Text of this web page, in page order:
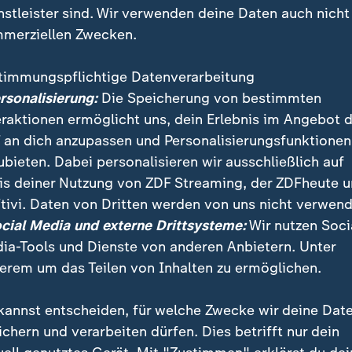
Arévalo hat nach Gefängnisaufständen den
hatten in drei Gefängnissen gemeutert und über
sind. Wir verwenden deine Daten auch nicht
Zwecken.
Datenverarbeitung
Die Speicherung von bestimmten
ermöglicht uns, dein Erlebnis im Angebot
an dich anzupassen und Personalisierungsfunktionen
Dabei personalisieren wir ausschließlich auf
deiner Nutzung von ZDF Streaming, der ZDFheute
Daten von Dritten werden von uns nicht
Media und externe Drittsysteme:Wir nutzen
Tools und Dienste von anderen Anbietern. Unter
um das Teilen von Inhalten zu ermöglichen.
entscheiden, für welche Zwecke wir deine
und verarbeiten dürfen. Dies betrifft nur dein